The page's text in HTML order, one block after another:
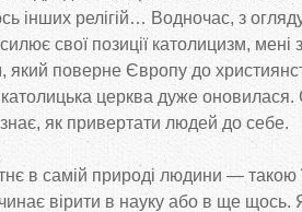
інших релігій… Водночас, з
свої позиції католицизм, мені
який поверне Європу до
церква дуже оновилася.
знає, як привертати людей до себе.
в самій природі людини — такою
вірити в науку або в ще